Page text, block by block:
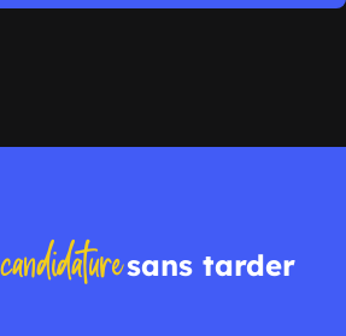
candidaturesans tarder